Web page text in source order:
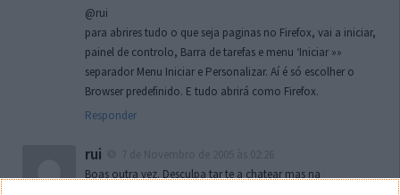
@rui
para abrires tudo o que seja paginas no Firefox, vai a iniciar,
painel de controlo, Barra de tarefas e menu ‘Iniciar »»
separador Menu Iniciar e Personalizar. Aí é só escolher o
Browser predefinido. E tudo abrirá como Firefox.
Responder
rui
Boas outra vez. Desculpa tar te a chatear mas na